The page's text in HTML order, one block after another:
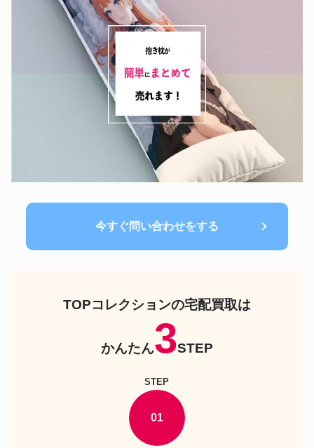
今すぐ問い合わせをする
TOPコレクションの宅配買取は
かんたん3STEP
STEP
01